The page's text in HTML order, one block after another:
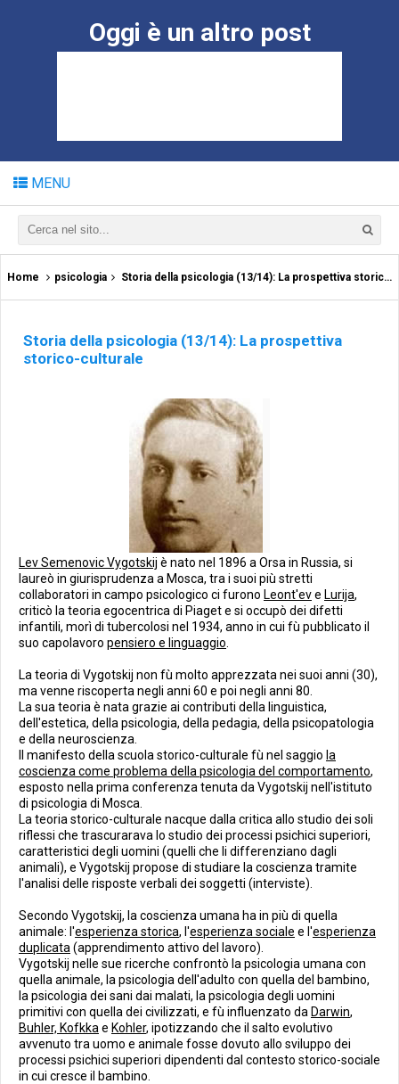
Oggi è un altro post
MENU
Home psicologia Storia della psicologia (13/14): La prospettiva storico-culturale
Storia della psicologia (13/14): La prospettiva
storico-culturale
Lev Semenovic Vygotskij è nato nel 1896 a Orsa in Russia, si
laureò in giurisprudenza a Mosca, tra i suoi più stretti
collaboratori in campo psicologico ci furono Leont'eve Lurija,
criticò la teoria egocentrica di Piaget e si occupò dei difetti
infantili, morì di tubercolosi nel 1934, anno in cui fù pubblicato il
suo capolavoro pensiero e linguaggio
La teoria di Vygotskij non fù molto apprezzata nei suoi anni (30),
ma venne riscoperta negli anni 60 e poi negli anni 80.
La sua teoria è nata grazie ai contributi della linguistica,
dell'estetica, della psicologia, della pedagia, della psicopatologia
e della neuroscienza.
Il manifesto della scuola storico-culturale fù nel saggio la
coscienza come problema della psicologia del comportamento,
esposto nella prima conferenza tenuta da Vygotskij nell'istituto
di psicologia di Mosca.
La teoria storico-culturale nacque dalla critica allo studio dei soli
riflessi che trascurarava lo studio dei processi psichici superiori,
caratteristici degli uomini (quelli che li differenziano dagli
animali), e Vygotskij propose di studiare la coscienza tramite
l'analisi delle risposte verbali dei soggetti (interviste).
Secondo Vygotskij, la coscienza umana ha in più di quella
animale: l'esperienza storica, l'esperienza sociale e l'esperienza
duplicata (apprendimento attivo del lavoro).
Vygotskij nelle sue ricerche confrontò la psicologia umana con
quella animale, la psicologia dell'adulto con quella del bambino,
la psicologia dei sani dai malati, la psicologia degli uomini
primitivi con quella dei civilizzati, e fù influenzato da Darwin,
Buhler, Kofkka e Kohler, ipotizzando che il salto evolutivo
avvenuto tra uomo e animale fosse dovuto allo sviluppo dei
processi psichici superiori dipendenti dal contesto storico-sociale
in cui cresce il bambino.